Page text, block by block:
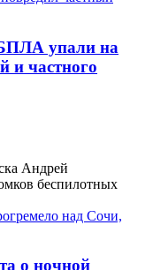
упали на
и частного
Андрей
беспилотных
о ночной